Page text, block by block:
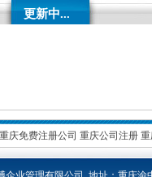
线——大渡口区开展大型主题反诈
更新中...
重庆免费注册公司 重庆公司注册